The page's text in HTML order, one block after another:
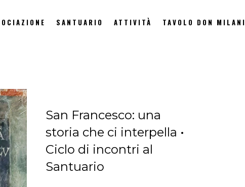
SANTUARIO ATTIVITÀ TAVOLO DON MILANI
San Francesco: una
storia che ci interpella •
Ciclo di incontri al
Santuario